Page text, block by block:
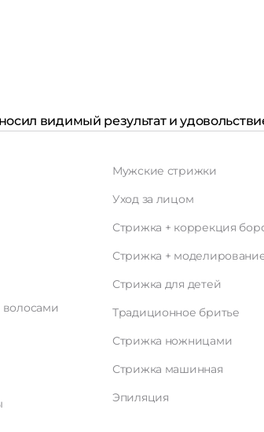
видимый результат и
волосами
Мужские стрижки
Уход за лицом
Стрижка + коррекция
Стрижка +
Стрижка для детей
Традиционное бритье
Стрижка ножницами
Стрижка машинная
Эпиляция